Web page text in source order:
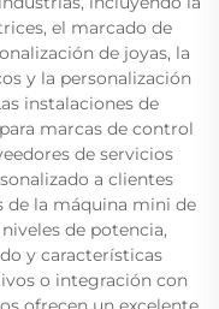
el marcado de
de joyas, la
y la personalización
instalaciones de
marcas de control
de servicios
a clientes
de la máquina mini de
de potencia,
y características
o integración con